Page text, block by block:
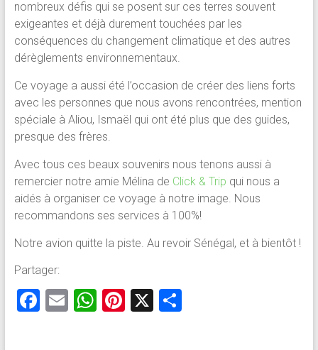
nombreux défis qui se posent sur ces terres souvent
exigeantes et déjà durement touchées par les
conséquences du changement climatique et des autres
dérèglements environnementaux.
Ce voyage a aussi été l’occasion de créer des liens forts
avec les personnes que nous avons rencontrées, mention
spéciale à Aliou, Ismaël qui ont été plus que des guides,
presque des frères.
Avec tous ces beaux souvenirs nous tenons aussi à
remercier notre amie Mélina de Click & Trip qui nous a
aidés à organiser ce voyage à notre image. Nous
recommandons ses services à 100%!
Notre avion quitte la piste. Au revoir Sénégal, et à bientôt !
Partager:
F E W Pi X P